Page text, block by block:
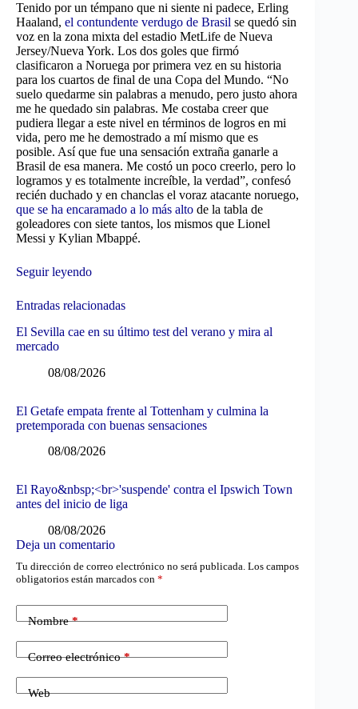
Tenido por un témpano que ni siente ni padece, Erling
Haaland, el contundente verdugo de Brasil se quedó sin
voz en la zona mixta del estadio MetLife de Nueva
Jersey/Nueva York. Los dos goles que firmó
clasificaron a Noruega por primera vez en su historia
para los cuartos de final de una Copa del Mundo. “No
suelo quedarme sin palabras a menudo, pero justo ahora
me he quedado sin palabras. Me costaba creer que
pudiera llegar a este nivel en términos de logros en mi
vida, pero me he demostrado a mí mismo que es
posible. Así que fue una sensación extraña ganarle a
Brasil de esa manera. Me costó un poco creerlo, pero lo
logramos y es totalmente increíble, la verdad”, confesó
recién duchado y en chanclas el voraz atacante noruego,
que se ha encaramado a lo más alto de la tabla de
goleadores con siete tantos, los mismos que Lionel
Messi y Kylian Mbappé.
Seguir leyendo
Entradas relacionadas
El Sevilla cae en su último test del verano y mira al
mercado
08/08/2026
El Getafe empata frente al Tottenham y culmina la
pretemporada con buenas sensaciones
08/08/2026
El Rayo&nbsp;<br>'suspende' contra el Ipswich Town
antes del inicio de liga
08/08/2026
Deja un comentario
Tu dirección de correo electrónico no será publicada. Los campos
obligatorios están marcados con *
Nombre*
Correo electrónico*
Web